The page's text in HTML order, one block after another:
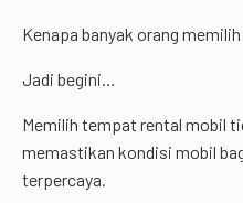
Kenapa banyak orang
Jadi begini…
Memilih tempat rental mobil
memastikan kondisi mobil
terpercaya.